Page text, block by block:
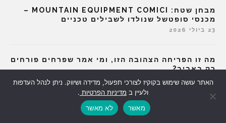
מבחן שטח: MOUNTAIN EQUIPMENT COMICI –
מכנסי סופטשל שנולדו לשבילים טכניים
23 ביולי 2026
מה זו הפריחה הצהובה הזו, ומי אמר שפרחים פורחים
רק באביב?
20 ביולי 2026
שוויצריה הקטנה – לאן שלא תלך במסלול הזה
הכרמל משתנה בדרך
האתר עושה שימוש בקוקיז לצורכי תפעול, מדידה ושיווק. ניתן לנהל העדפות
ולעיין ב מדיניות הפרטיות .
מאשר
לא מאשר